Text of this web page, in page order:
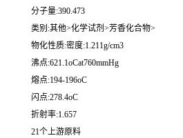
分子量:390.473
类别:其他>化学试剂>芳香化合物>
物化性质:密度:1.211g/cm3
沸点:621.1oCat760mmHg
熔点:194-196oC
闪点:278.4oC
折射率:1.657
21个上游原料